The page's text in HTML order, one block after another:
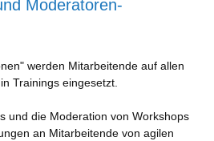
Moderatoren-
werden Mitarbeitende auf allen
Trainings eingesetzt.
und die Moderation von Workshops
an Mitarbeitende von agilen